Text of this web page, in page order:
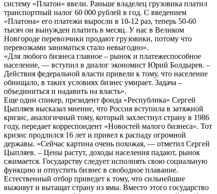
систему «Платон» ввели. Раньше владелец грузовика платил
транспортный налог 60 000 рублей в год. С введением
«Платона» его платежи выросли в 10-12 раз, теперь 50-60
тысяч он вынужден платить в месяц. У нас в Великом
Новгороде перевозчики продают грузовики, потому что
перевозками заниматься стало невыгодно».
«Для любого бизнеса главное – рынок и платежеспособное
население, — вступил в диалог экономист Юрий Болдырев. –
Действия федеральной власти привели к тому, что население
обнищало, в таких условиях бизнес умирает. Задача –
объединиться и надавить на власть».
Еще один спикер, президент фонда «Республика» Сергей
Цыпляев высказал мнение, что Россия вступила в затяжной
кризис, аналогичный тому, который захлестнул страну в 1986
году, передает корреспондент «Новостей малого бизнеса». Тот
кризис продлился 16 лет и привел к распаду огромной
державы. «Сейчас картина очень похожая, — отметил Сергей
Цыпляев. – Цены растут, доходы населения падают, рынок
сжимается. Государству следует исполнять свою социальную
функцию и отпустить бизнес в свободное плавание.
Естественный отбор приведет к тому, что сильнейшие
выживут и вытащат страну из ямы. Вместо этого государство